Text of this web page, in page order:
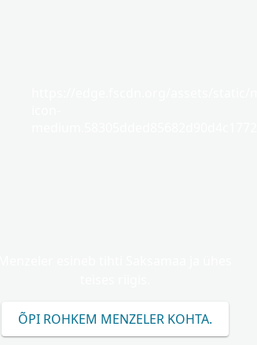
ÕPI ROHKEM MENZELER KOHTA.